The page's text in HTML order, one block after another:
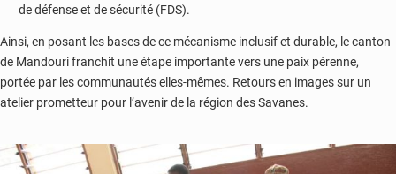
de défense et de sécurité (FDS).
Ainsi, en posant les bases de ce mécanisme inclusif et durable, le canton
de Mandouri franchit une étape importantevers une paix pérenne,
portée par les communautés elles-mêmes. Retours en images sur un
atelier prometteur pour l’avenir de la région des Savanes.